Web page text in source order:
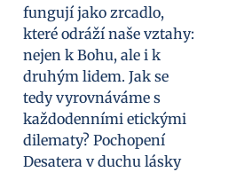
fungují jako zrcadlo,
které odráží naše vztahy:
nejen k Bohu, ale i k
druhým lidem. Jak se
tedy vyrovnáváme s
každodenními etickými
dilematy? Pochopení
Desatera v duchu lásky